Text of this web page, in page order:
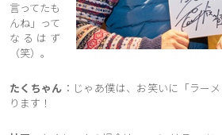
言ってたも
んね」って
なるはず
（笑）。
たくちゃん ：じゃあ僕は、お笑いに「ラー
ります！